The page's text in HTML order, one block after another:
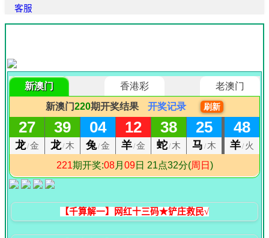
客服
【千算解一】网红十三码★铲庄救民√